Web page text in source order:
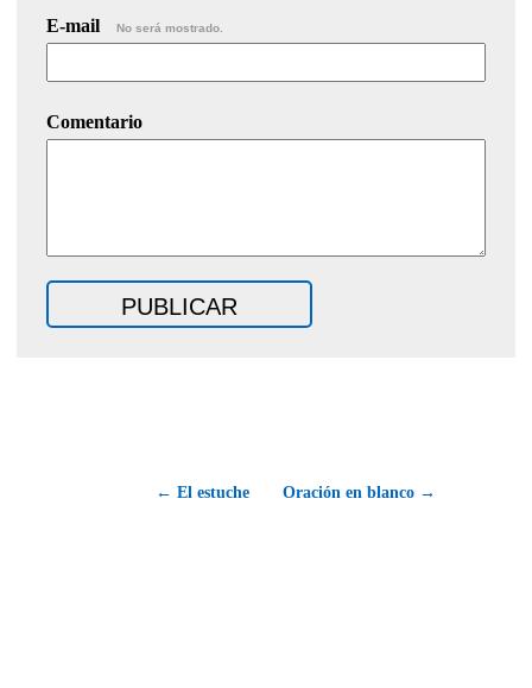
E-mail No será mostrado.
Comentario
← El estuche Oración en blanco →